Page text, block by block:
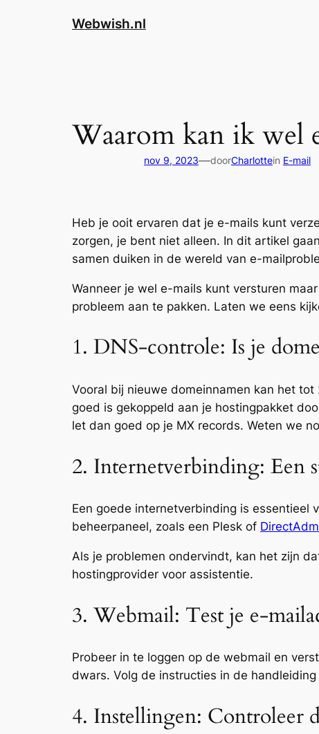
Webwish.nl
Waarom kan ik wel
nov 9, 2023—doorCharlottein E-mail
Heb je ooit ervaren dat je e-mails kunt
zorgen, je bent niet alleen. In dit artikel
samen duiken in de wereld van e-
Wanneer je wel e-mails kunt versturen
probleem aan te pakken. Laten we eens
1. DNS-controle: Is je
Vooral bij nieuwe domeinnamen kan het
goed is gekoppeld aan je hostingpakket
let dan goed op je MX records. Weten we
2. Internetverbinding: Een
Een goede internetverbinding is essentieel
beheerpaneel, zoals een Plesk of
Als je problemen ondervindt, kan het zijn
hostingprovider voor assistentie.
3. Webmail: Test je e-
Probeer in te loggen op de webmail en
dwars. Volg de instructies in de
4. Instellingen: Controleer